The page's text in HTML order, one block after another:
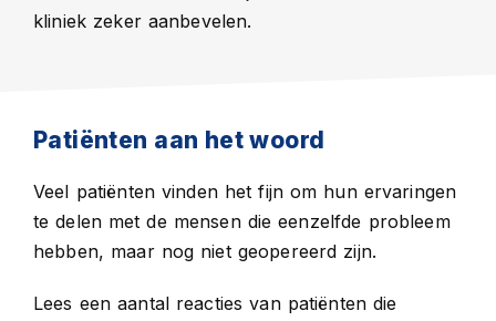
kliniek zeker aanbevelen.
Patiënten aan het woord
Veel patiënten vinden het fijn om hun ervaringen
te delen met de mensen die eenzelfde probleem
hebben, maar nog niet geopereerd zijn.
Lees een aantal reacties van patiënten die